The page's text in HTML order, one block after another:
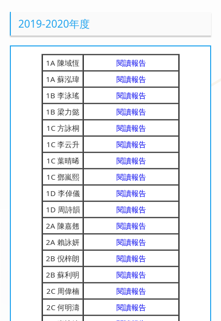
2019-2020年度
1A 陳域恆
閱讀報告
1A 蘇泓瑋
閱讀報告
1B 李泳瑤
閱讀報告
1B 梁力懿
閱讀報告
1C 方詠桐
閱讀報告
1C 李云升
閱讀報告
1C 葉晴晞
閱讀報告
1C 鄧嵐熙
閱讀報告
1D 李倬儀
閱讀報告
1D 周詩韻
閱讀報告
2A 陳嘉翹
閱讀報告
2A 賴詠妍
閱讀報告
2B 倪梓朗
閱讀報告
2B 蘇利明
閱讀報告
2C 周偉楠
閱讀報告
2C 何明濤
閱讀報告